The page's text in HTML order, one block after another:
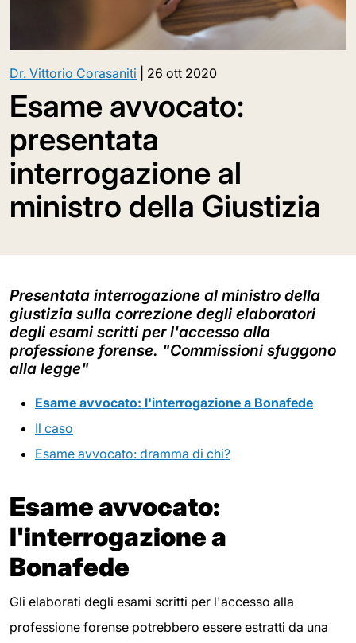
Dr. Vittorio Corasaniti 26 ott 2020
Esame avvocato:
presentata
interrogazione al
ministro della Giustizia
Presentata interrogazione al ministro della
giustizia sulla correzione degli elaboratori
degli esami scritti per l'accesso alla
professione forense. "Commissioni sfuggono
alla legge"
Esame avvocato: l'interrogazione a Bonafede
Il caso
Esame avvocato: dramma di chi?
Esame avvocato:
l'interrogazione a
Bonafede
Gli elaborati degli esami scritti per l'accesso alla
professione forense potrebbero essere estratti da una